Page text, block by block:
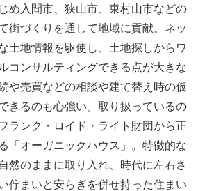
め入間市、狭山市、東村山市などの
街づくりを通して地域に貢献。ネッ
土地情報を駆使し、土地探しからワ
コンサルティングできる点が大きな
や売買などの相談や建て替え時の仮
きるのも心強い。取り扱っているの
ランク・ロイド・ライト財団から正
「オーガニックハウス」。特徴的な
然のままに取り入れ、時代に左右さ
佇まいと安らぎを併せ持った住まい